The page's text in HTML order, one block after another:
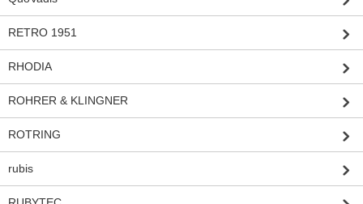
RETRO 1951
RHODIA
ROHRER & KLINGNER
ROTRING
rubis